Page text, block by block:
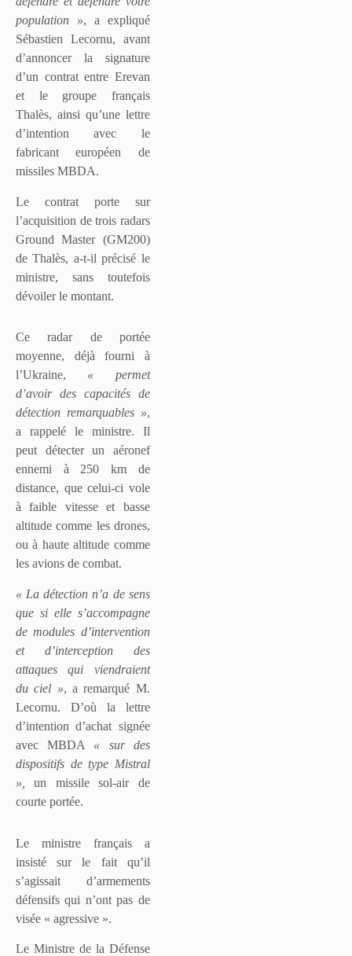
population », a expliqué
Sébastien Lecornu, avant
d’annoncer la signature
d’un contrat entre Erevan
et le groupe français
Thalès, ainsi qu’une lettre
d’intention avec le
fabricant européen de
missiles MBDA.
Le contrat porte sur
l’acquisition de trois radars
Ground Master (GM200)
de Thalès, a-t-il précisé le
ministre, sans toutefois
dévoiler le montant.
Ce radar de portée
moyenne, déjà fourni à
l’Ukraine, « permet
d’avoir des capacités de
détection remarquables »,
a rappelé le ministre. Il
peut détecter un aéronef
ennemi à 250 km de
distance, que celui-ci vole
à faible vitesse et basse
altitude comme les drones,
ou à haute altitude comme
les avions de combat.
« La détection n’a de sens
que si elle s’accompagne
de modules d’intervention
et d’interception des
attaques qui viendraient
du ciel », a remarqué M.
Lecornu. D’où la lettre
d’intention d’achat signée
avec MBDA « sur des
dispositifs de type Mistral
»,
un missile sol-air de
courte portée.
Le ministre français a
insisté sur le fait qu’il
s’agissait d’armements
défensifs qui n’ont pas de
visée « agressive ».
Le Ministre de la Défense